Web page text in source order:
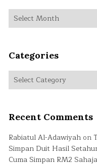
Archives
Categories
Categories
Recent Comments
Rabiatul Al-Adawiyah on
Simpan Duit Hasil
Cuma Simpan RM2 Sahaja